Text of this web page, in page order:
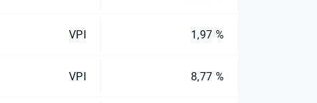
VPI 1,97 %
VPI 8,77 %